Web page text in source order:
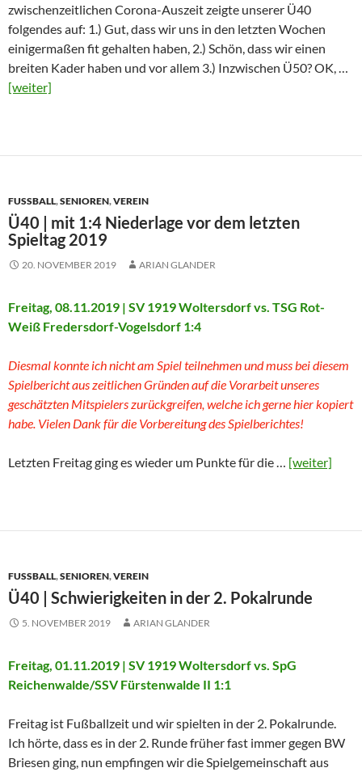
zwischenzeitlichen Corona-Auszeit zeigte unserer Ü40
folgendes auf: 1.) Gut, dass wir uns in den letzten Wochen
einigermaßen fit gehalten haben, 2.) Schön, dass wir einen
breiten Kader haben und vor allem 3.) Inzwischen Ü50? OK, …
[weiter]
FUSSBALL ,SENIOREN,VEREIN
Ü40 | mit 1:4 Niederlage vor dem letzten
Spieltag 2019
20. NOVEMBER 2019 ARIAN GLANDER
Freitag, 08.11.2019 | SV 1919 Woltersdorf vs. TSG Rot-
Weiß Fredersdorf-Vogelsdorf 1:4
Diesmal konnte ich nicht am Spiel teilnehmen und muss bei diesem
Spielbericht aus zeitlichen Gründen auf die Vorarbeit unseres
geschätzten Mitspielers zurückgreifen, welche ich gerne hier kopiert
habe. Vielen Dank für die Vorbereitung des Spielberichtes!
Letzten Freitag ging es wieder um Punkte für die … [weiter]
FUSSBALL ,SENIOREN,VEREIN
Ü40 | Schwierigkeiten in der 2. Pokalrunde
5. NOVEMBER 2019 ARIAN GLANDER
Freitag, 01.11.2019 | SV 1919 Woltersdorf vs. SpG
Reichenwalde/SSV Fürstenwalde II 1:1
Freitag ist Fußballzeit und wir spielten in der 2. Pokalrunde.
Ich hörte, dass es in der 2. Runde früher fast immer gegen BW
Briesen ging, nun empfingen wir die Spielgemeinschaft aus